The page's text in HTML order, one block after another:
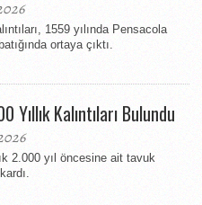
1559 yılında Pensacola
ortaya çıktı.
Yıllık Kalıntıları Bulundu
2.000 yıl öncesine ait tavuk